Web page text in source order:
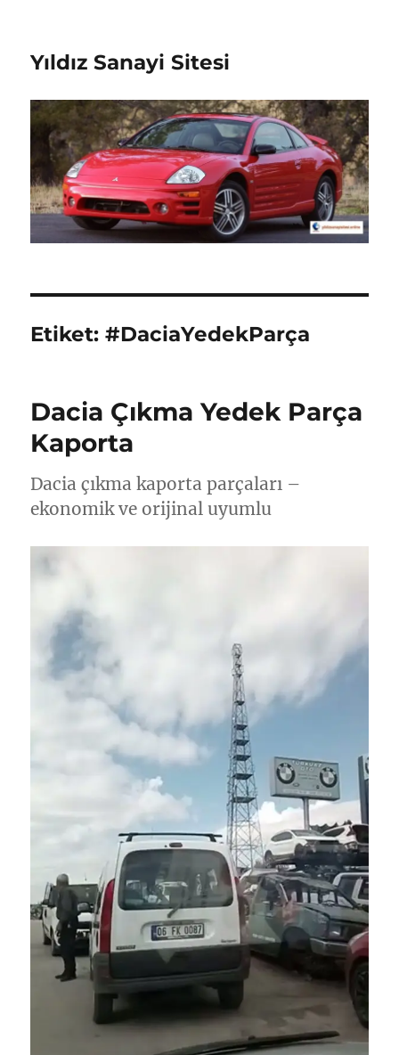
Yıldız Sanayi Sitesi
Etiket:#DaciaYedekParça
Dacia Çıkma Yedek Parça
Kaporta
Dacia çıkma kaporta parçaları –
ekonomik ve orijinal uyumlu